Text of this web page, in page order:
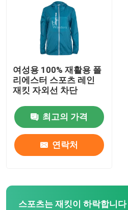
여성용 100% 재활용 폴
리에스터 스포츠 레인
재킷 자외선 차단
최고의 가격
연락처
스포츠는 재킷이 하락합니다